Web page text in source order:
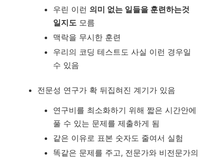
우린 이런 의미 없는 일들을 훈련하는것
일지도 모름
맥락을 무시한 훈련
우리의 코딩 테스트도 사실 이런 경우일
수 있음
전문성 연구가 확 뒤집혀진 계기가 있음
연구비를 최소화하기 위해 짧은 시간안에
풀 수 있는 문제를 제출하게 됨
같은 이유로 표본 숫자도 줄여서 실험
똑같은 문제를 주고, 전문가와 비전문가의